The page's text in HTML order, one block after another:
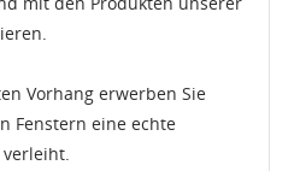
Vorhang erwerben Sie
Fenstern eine echte